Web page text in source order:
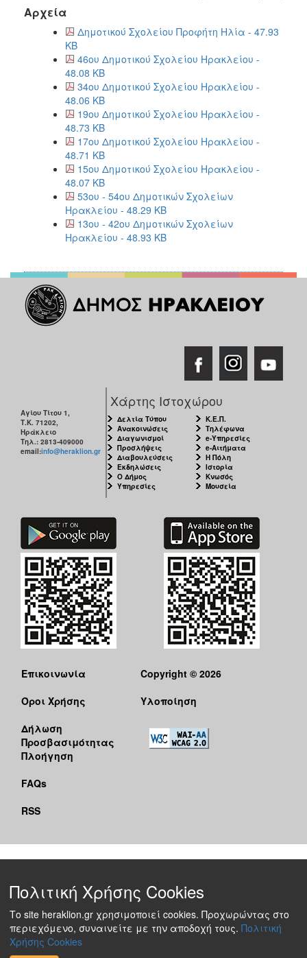
Αρχεία
Δημοτικού Σχολείου Προφήτη Ηλία - 47.93
KB
46ου Δημοτικού Σχολείου Ηρακλείου -
48.08 KB
34ου Δημοτικού Σχολείου Ηρακλείου -
48.06 KB
19ου Δημοτικού Σχολείου Ηρακλείου -
48.73 KB
17ου Δημοτικού Σχολείου Ηρακλείου -
48.71 KB
15ου Δημοτικού Σχολείου Ηρακλείου -
48.07 KB
53ου - 54ου Δημοτικών Σχολείων
Ηρακλείου - 48.29 KB
13ου - 42ου Δημοτικών Σχολείων
Ηρακλείου - 48.93 KB
Αγίου Τίτου 1,
Τ.Κ. 71202,
Ηράκλειο
Τηλ.: 2813-409000
email:info@heraklion.gr
Χάρτης Ιστοχώρου
Δελτία Τύπου
Ανακοινώσεις
Διαγωνισμοί
Προσλήψεις
Διαβουλεύσεις
Εκδηλώσεις
Ο Δήμος
Υπηρεσίες
Κ.Ε.Π.
Τηλέφωνα
e-Υπηρεσίες
e-Αιτήματα
Η Πόλη
Ιστορία
Κνωσός
Μουσεία
Επικοινωνία
Όροι Χρήσης
Δήλωση
Προσβασιμότητας
Πλοήγηση
FAQs
RSS
Copyright © 2026
Υλοποίηση
Πολιτική Χρήσης Cookies
Το site heraklion.gr χρησιμοποιεί cookies. Προχωρώντας στο
περιεχόμενο, συναινείτε με την αποδοχή τους. Πολιτική
Χρήσης Cookies